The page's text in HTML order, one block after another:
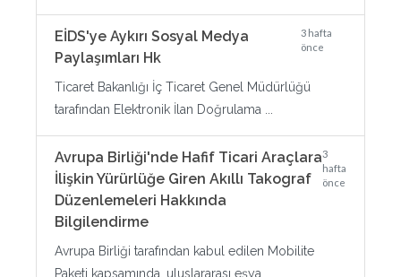
EİDS'ye Aykırı Sosyal Medya
Paylaşımları Hk
3 hafta
önce
Ticaret Bakanlığı İç Ticaret Genel Müdürlüğü
tarafından Elektronik İlan Doğrulama ...
Avrupa Birliği'nde Hafif Ticari Araçlara
İlişkin Yürürlüğe Giren Akıllı Takograf
Düzenlemeleri Hakkında
Bilgilendirme
3
hafta
önce
Avrupa Birliği tarafından kabul edilen Mobilite
Paketi kapsamında, uluslararası eşya